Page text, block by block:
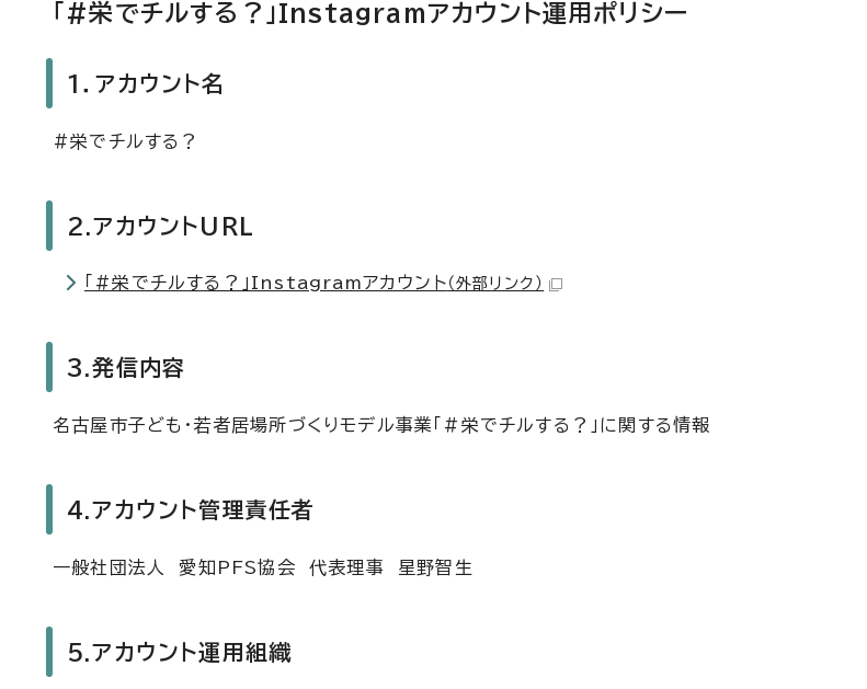
「#栄でチルする？」Instagramアカウント運用ポリシー
1．アカウント名
#栄でチルする？
2.アカウントURL
「#栄でチルする？」Instagramアカウント （外部リンク）
3.発信内容
名古屋市子ども・若者居場所づくりモデル事業「#栄でチルする？」に関する情報
4.アカウント管理責任者
一般社団法人 愛知PFS協会 代表理事 星野智生
5.アカウント運用組織